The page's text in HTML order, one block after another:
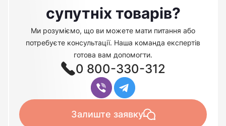
супутніх товарів?
Ми розуміємо, що ви можете мати питання або
потребуєте консультації. Наша команда експертів
готова вам допомогти.
0 800-330-312
Залиште заявку